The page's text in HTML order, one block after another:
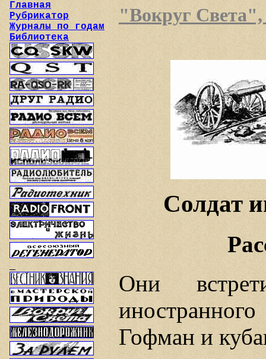
Главная
Рубрикатор
Журналы по годам
Библиотека
"Вокруг Света",
Солдат
Они
Гофман и